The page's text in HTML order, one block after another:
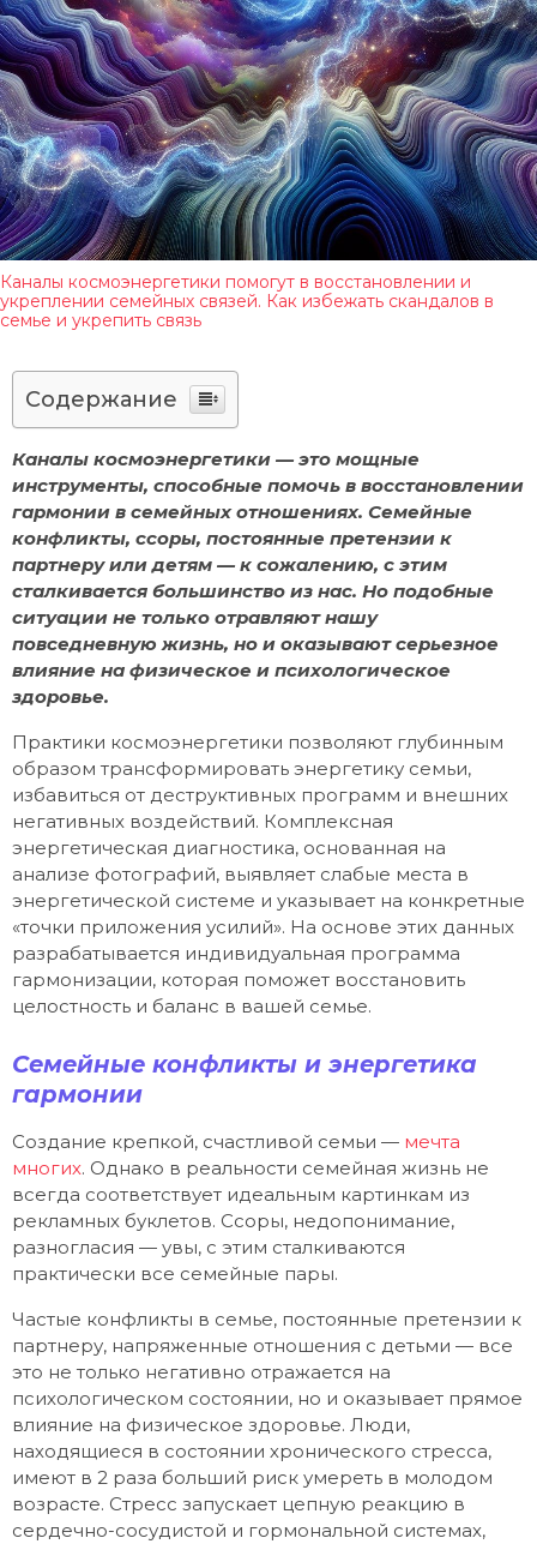
Каналы космоэнергетики помогут в восстановлении и
укреплении семейных связей. Как избежать скандалов в
семье и укрепить связь
Содержание
Каналы космоэнергетики — это мощные
инструменты, способные помочь в восстановлении
гармонии в семейных отношениях. Семейные
конфликты, ссоры, постоянные претензии к
партнеру или детям — к сожалению, с этим
сталкивается большинство из нас. Но подобные
ситуации не только отравляют нашу
повседневную жизнь, но и оказывают серьезное
влияние на физическое и психологическое
здоровье.
Практики космоэнергетики позволяют глубинным
образом трансформировать энергетику семьи,
избавиться от деструктивных программ и внешних
негативных воздействий. Комплексная
энергетическая диагностика, основанная на
анализе фотографий, выявляет слабые места в
энергетической системе и указывает на конкретные
«точки приложения усилий». На основе этих данных
разрабатывается индивидуальная программа
гармонизации, которая поможет восстановить
целостность и баланс в вашей семье.
Семейные конфликты и энергетика
гармонии
Создание крепкой, счастливой семьи — мечта
многих. Однако в реальности семейная жизнь не
всегда соответствует идеальным картинкам из
рекламных буклетов. Ссоры, недопонимание,
разногласия — увы, с этим сталкиваются
практически все семейные пары.
Частые конфликты в семье, постоянные претензии к
партнеру, напряженные отношения с детьми — все
это не только негативно отражается на
психологическом состоянии, но и оказывает прямое
влияние на физическое здоровье. Люди,
находящиеся в состоянии хронического стресса,
имеют в 2 раза больший риск умереть в молодом
возрасте. Стресс запускает цепную реакцию в
сердечно-сосудистой и гормональной системах,